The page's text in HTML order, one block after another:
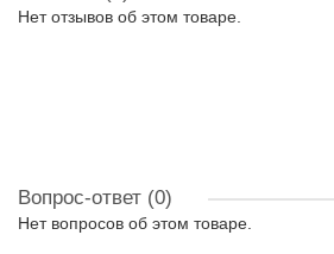
Нет отзывов об этом товаре.
Вопрос-ответ (0)
Нет вопросов об этом товаре.